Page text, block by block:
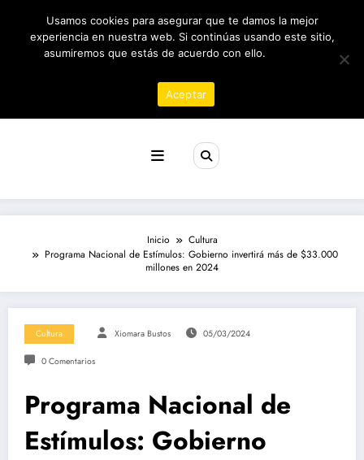
contenido
08/08/2026 3:10:53 PM
Inicio
Cultura
Programa Nacional de Estímulos: Gobierno invertirá más de $33.000
millones en 2024
Cultura Xiomara Bustos 05/03/2024
0 Comentarios
Programa Nacional de
Estímulos: Gobierno
Usamos cookies para asegurar que te damos la mejor
experiencia en nuestra web. Si continúas usando este sitio,
asumiremos que estás de acuerdo con ello.
Aceptar